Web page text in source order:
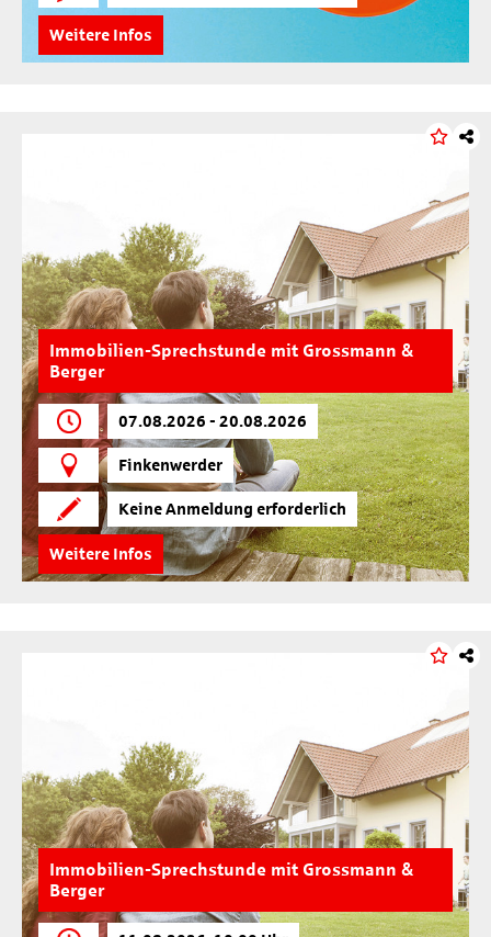
Weitere Infos
Immobilien-Sprechstunde mit Grossmann &
Berger
07.08.2026 - 20.08.2026
Finkenwerder
Keine Anmeldung erforderlich
Weitere Infos
Immobilien-Sprechstunde mit Grossmann &
Berger